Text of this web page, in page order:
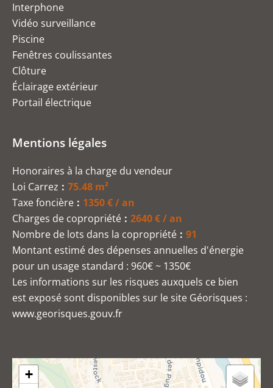
Interphone
Vidéo surveillance
Piscine
Fenêtres coulissantes
Clôture
Éclairage extérieur
Portail électrique
Mentions légales
Honoraires à la charge du vendeur
Loi Carrez
75.48 m²
Taxe foncière
1350 € / an
Charges de copropriété
2640 € / an
Nombre de lots dans la copropriété
91
Montant estimé des dépenses annuelles d'énergie
pour un usage standard : 960€ ~ 1350€
Les informations sur les risques auxquels ce bien
est exposé sont disponibles sur le site Géorisques :
www.georisques.gouv.fr
+